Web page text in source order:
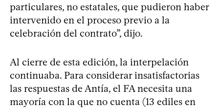
particulares, no estatales, que pudieron haber
intervenido en el proceso previo a la
celebración del contrato”, dijo.
Al cierre de esta edición, la interpelación
continuaba. Para considerar insatisfactorias
las respuestas de Antía, el FA necesita una
mayoría con la que no cuenta (13 ediles en